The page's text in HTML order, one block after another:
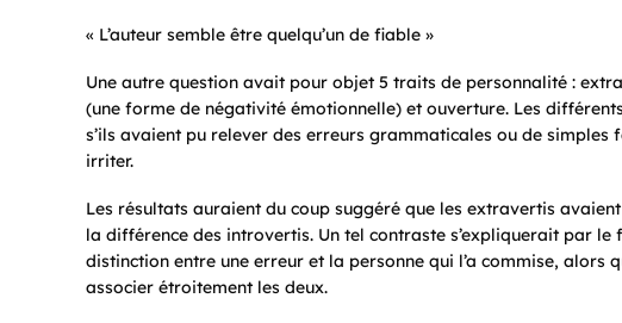
« L’auteur semble être quelqu’un de fiable »
Une autre question avait pour objet 5 traits de personnalité :
(une forme de négativité émotionnelle) et ouverture. Les
s’ils avaient pu relever des erreurs grammaticales ou de
irriter.
Les résultats auraient du coup suggéré que les extravertis
la différence des introvertis. Un tel contraste s’expliquerait par
distinction entre une erreur et la personne qui l’a commise, alors
associer étroitement les deux.